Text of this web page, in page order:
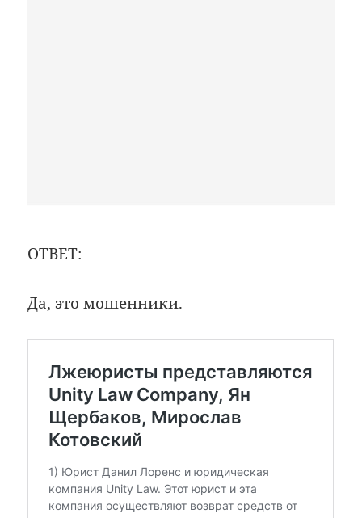
ОТВЕТ:
Да, это мошенники.